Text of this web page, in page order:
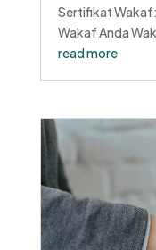
Sertifikat
Wakaf Anda
memberikan
sah bahwa
read more